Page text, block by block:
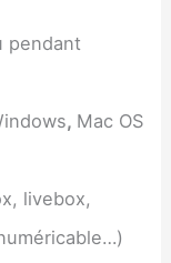
pendant
, Mac OS
livebox,